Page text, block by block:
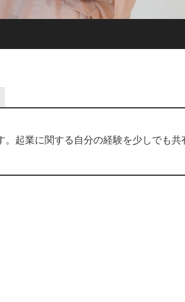
。起業に関する自分の経験を少しでも共